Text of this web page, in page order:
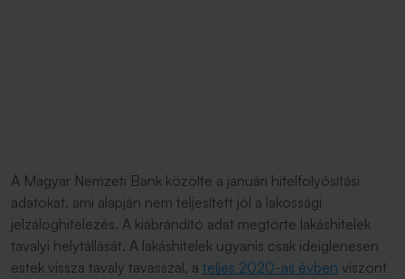
A Magyar Nemzeti Bank közölte a januári hitelfolyósítási
adatokat, ami alapján nem teljesített jól a lakossági
jelzáloghitelezés. A kiábrándító adat megtörte lakáshitelek
tavalyi helytállását. A lakáshitelek ugyanis csak ideiglenesen
estek vissza tavaly tavasszal, a teljes 2020-as évben viszont